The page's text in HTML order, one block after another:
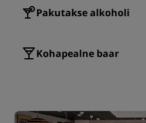
Pakutakse alkoholi
Kohapealne baar